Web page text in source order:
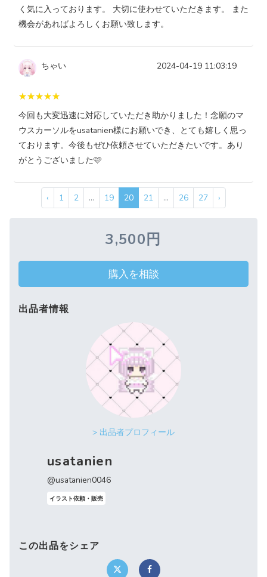
く気に入っております。 大切に使わせていただきます。 また
機会があればよろしくお願い致します。
ちゃい 2024-04-19 11:03:19
今回も大変迅速に対応していただき助かりました！念願のマ
ウスカーソルをusatanien様にお願いでき、とても嬉しく思っ
ております。今後もぜひ依頼させていただきたいです。あり
がとうございました🩷
‹ 1 2 ... 19 20 21 ... 26 27 ›
3,500円
購入を相談
出品者情報
> 出品者プロフィール
usatanien
@usatanien0046
イラスト依頼・販売
この出品をシェア